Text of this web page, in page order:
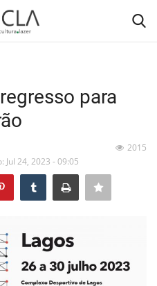
para
Jul 24, 2023 - 09:05
2015